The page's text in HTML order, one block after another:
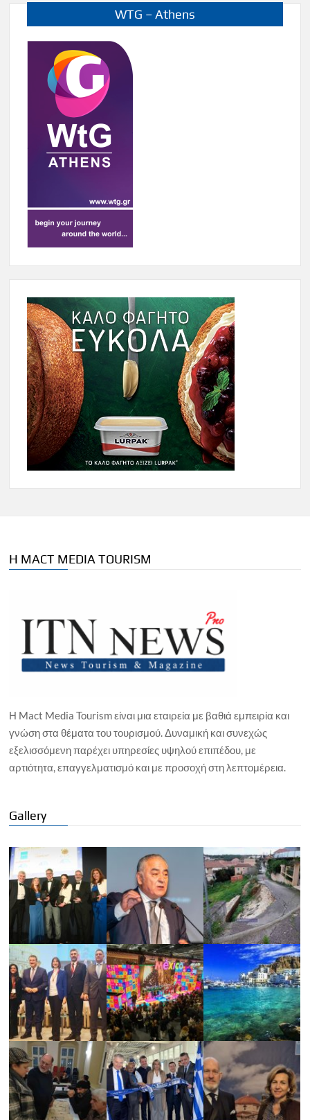
WTG – Athens
Η MACT MEDIA TOURISM
Η Mact Media Tourism είναι μια εταιρεία με βαθιά εμπειρία και
γνώση στα θέματα του τουρισμού. Δυναμική και συνεχώς
εξελισσόμενη παρέχει υπηρεσίες υψηλού επιπέδου, με
αρτιότητα, επαγγελματισμό και με προσοχή στη λεπτομέρεια.
Gallery